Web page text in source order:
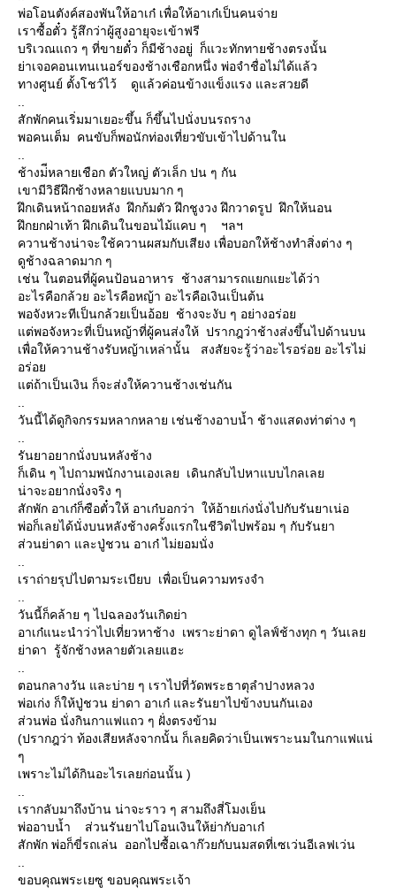
พ่อโอนตังค์สองพันให้อาเก๋ เพื่อให้อาเก๋เป็นคนจ่าย
เราซื้อตั๋ว รู้สึกว่าผู้สูงอายุจะเข้าฟรี
บริเวณแถว ๆ ที่ขายตั๋ว ก็มีช้างอยู่ ก็แวะทักทายช้างตรงนั้น
ย่าเจอคอนเทนเนอร์ของช้างเชือกหนึ่ง พ่อจำชื่อไม่ได้แล้ว
ทางศูนย์ ตั้งโชว์ไว้ ดูแล้วค่อนข้างแข็งแรง และสวยดี
สักพักคนเริ่มมาเยอะขึ้น ก็ขึ้นไปนั่งบนรถราง
พอคนเต็ม คนขับก็พอนักท่องเที่ยวขับเข้าไปด้านใน
ช้างม่ีหลายเชือก ตัวใหญ่ ตัวเล็ก ปน ๆ กัน
เขามีวิธีฝึกช้างหลายแบบมาก ๆ
ฝึกเดินหน้าถอยหลัง ฝึกก้มตัว ฝึกชูงวง ฝึกวาดรูป ฝึกให้นอน
ฝึกยกฝ่าเท้า ฝึกเดินในขอนไม้แคบ ๆ ฯลฯ
ควานช้างน่าจะใช้ควานผสมกับเสียง เพื่อบอกให้ช้างทำสิ่งต่าง ๆ
ดูช้างฉลาดมาก ๆ
เช่น ในตอนที่ผู้คนป้อนอาหาร ช้างสามารถแยกแยะได้ว่า
อะไรคือกล้วย อะไรคือหญ้า อะไรคือเงินเป็นต้น
พอจังหวะทีเป็นกล้วยเป็นอ้อย ช้างจะงับ ๆ อย่างอร่อย
แต่พอจังหวะที่เป็นหญ้าที่ผู้คนส่งให้ ปรากฎว่าช้างส่งขึ้นไปด้านบน
เพื่อให้ควานช้างรับหญ้าเหล่านั้น สงสัยจะรู้ว่าอะไรอร่อย อะไรไม่
อร่อย
แต่ถ้าเป็นเงิน ก็จะส่งให้ควานช้างเช่นกัน
วันนี้ได้ดูกิจกรรมหลากหลาย เช่นช้างอาบน้ำ ช้างแสดงท่าต่าง ๆ
รันยาอยากนั่งบนหลังช้าง
ก็เดิน ๆ ไปถามพนักงานเองเลย เดินกลับไปหาแบบไกลเลย
น่าจะอยากนั่งจริง ๆ
สักพัก อาเก๋ก็ซือตั๋วให้ อาเก๋บอกว่า ให้อ้ายเก่งนั่งไปกับรันยาเน่อ
พ่อก็เลยได้นั่งบนหลังช้างครั้งแรกในชีวิตไปพร้อม ๆ กับรันยา
ส่วนย่าดา และปู่ชวน อาเก๋ ไม่ยอมนั่ง
เราถ่ายรุปไปตามระเบียบ เพื่อเป็นความทรงจำ
วันนี้ก็คล้าย ๆ ไปฉลองวันเกิดย่า
อาเก๋แนะนำว่าไปเที่ยวหาช้าง เพราะย่าดา ดูไลฟ์ช้างทุก ๆ วันเลย
ย่าดา รู้จักช้างหลายตัวเลยแฮะ
ตอนกลางวัน และบ่าย ๆ เราไปที่วัดพระธาตุลำปางหลวง
พ่อเก่ง ก็ให้ปู่ชวน ย่าดา อาเก๋ และรันยาไปข้างบนกันเอง
ส่วนพ่อ นั่งกินกาแฟแถว ๆ ฝั่งตรงข้าม
(ปรากฎว่า ท้องเสียหลังจากนั้น ก็เลยคิดว่าเป็นเพราะนมในกาแฟแน่
ๆ
เพราะไม่ได้กินอะไรเลยก่อนนั้น )
เรากลับมาถึงบ้าน น่าจะราว ๆ สามถึงสี่โมงเย็น
พ่ออาบน้ำ ส่วนรันยาไปโอนเงินให้ย่ากับอาเก๋
สักพัก พ่อก็ขี่รถเล่น ออกไปซื้อเฉาก๊วยกับนมสดที่เซเว่นอีเลฟเว่น
ขอบคุณพระเยซู ขอบคุณพระเจ้า